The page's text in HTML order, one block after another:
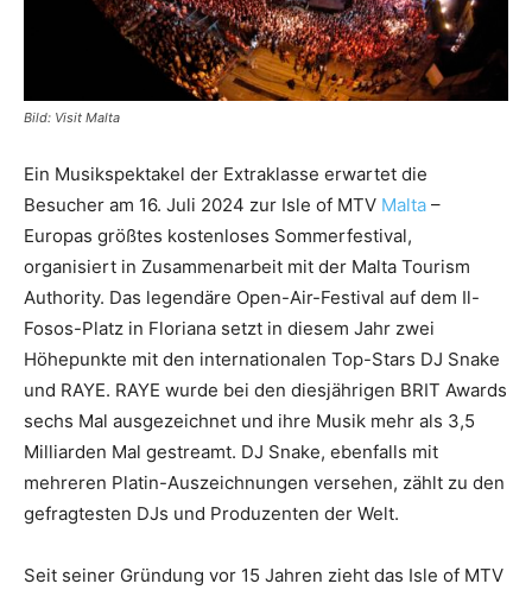
Bild: Visit Malta
Ein Musikspektakel der Extraklasse erwartet die
Besucher am 16. Juli 2024 zur Isle of MTV Malta –
Europas größtes kostenloses Sommerfestival,
organisiert in Zusammenarbeit mit der Malta Tourism
Authority. Das legendäre Open-Air-Festival auf dem Il-
Fosos-Platz in Floriana setzt in diesem Jahr zwei
Höhepunkte mit den internationalen Top-Stars DJ Snake
und RAYE. RAYE wurde bei den diesjährigen BRIT Awards
sechs Mal ausgezeichnet und ihre Musik mehr als 3,5
Milliarden Mal gestreamt. DJ Snake, ebenfalls mit
mehreren Platin-Auszeichnungen versehen, zählt zu den
gefragtesten DJs und Produzenten der Welt.
Seit seiner Gründung vor 15 Jahren zieht das Isle of MTV